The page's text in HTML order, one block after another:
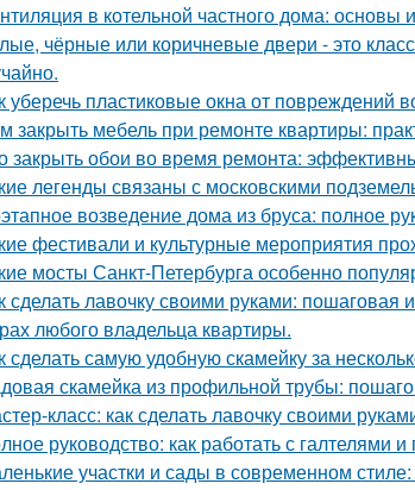
в котельной частного дома: основы
чёрные или коричневые двери - это
уберечь пластиковые окна от повреждений
закрыть мебель при ремонте квартиры:
закрыть обои во время ремонта:
легенды связаны с московскими
возведение дома из бруса: полное
фестивали и культурные мероприятия
мосты Санкт-Петербурга особенно
сделать лавочку своими руками: пошаговая
любого владельца квартиры.
сделать самую удобную скамейку за
скамейка из профильной трубы:
класс: как сделать лавочку своими
руководство: как работать с галтелями
участки и сады в современном